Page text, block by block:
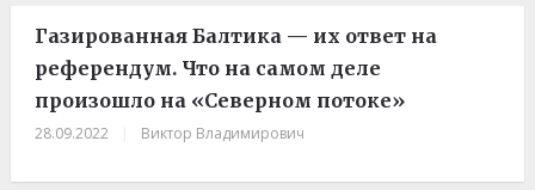
Газированная Балтика — их ответ на
референдум. Что на самом деле
произошло на «Северном потоке»
28.09.2022 Виктор Владимирович